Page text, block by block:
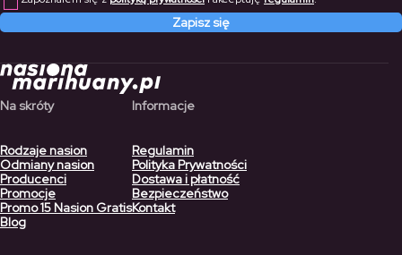
Zapisz się
Na skróty
Rodzaje nasion
Odmiany nasion
Producenci
Promocje
Promo 15 Nasion Gratis
Blog
Informacje
Regulamin
Polityka Prywatności
Dostawa i płatność
Bezpieczeństwo
Kontakt